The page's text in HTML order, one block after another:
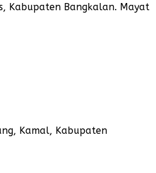
Kabupaten Bangkalan. Mayat
Kamal, Kabupaten